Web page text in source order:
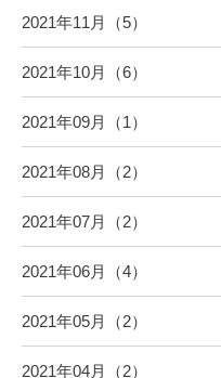
2021年11月（5）
2021年10月（6）
2021年09月（1）
2021年08月（2）
2021年07月（2）
2021年06月（4）
2021年05月（2）
2021年04月（2）